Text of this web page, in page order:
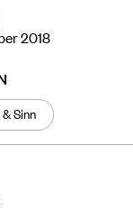
2018
Sinn